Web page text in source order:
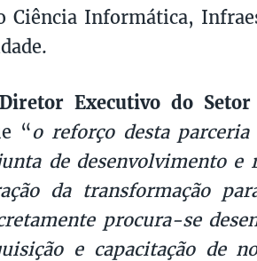
Ciência Informática,
Executivo do
“o reforço desta
de desenvolvimento
da transformação
procura-se
e capacitação de